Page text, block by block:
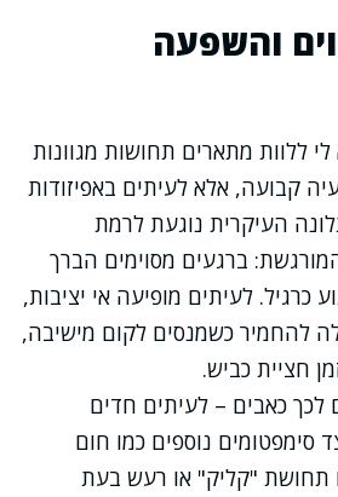
והשפעה
ללוות מתארים תחושות מגוונות
קבועה, אלא לעיתים באפיזודות
העיקרית נוגעת לרמת
ברגעים מסוימים הברך
כרגיל. לעיתים מופיעה אי יציבות,
להחמיר כשמנסים לקום מישיבה,
חציית כביש.
לכך כאבים – לעיתים חדים
סימפטומים נוספים כמו חום
תחושת "קליק" או רעש בעת